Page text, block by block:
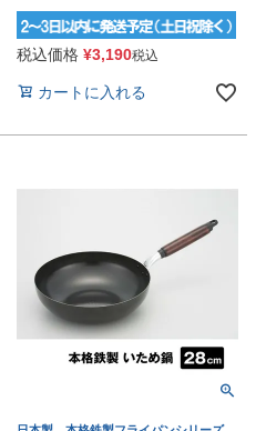
税込価格 ¥3,190税込
カートに入れる